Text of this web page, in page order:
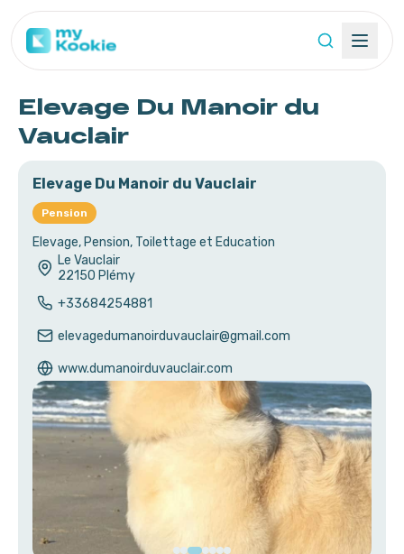
Elevage Du Manoir du
Vauclair
Elevage Du Manoir du Vauclair
Pension
Elevage, Pension, Toilettage et Education
Le Vauclair
22150 Plémy
+33684254881
elevagedumanoirduvauclair@gmail.com
www.dumanoirduvauclair.com